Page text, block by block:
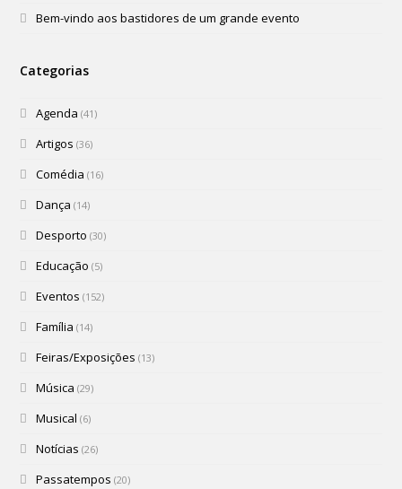
Bem-vindo aos bastidores de um grande evento
Categorias
Agenda (41)
Artigos (36)
Comédia (16)
Dança (14)
Desporto (30)
Educação (5)
Eventos (152)
Família (14)
Feiras/Exposições (13)
Música (29)
Musical (6)
Notícias (26)
Passatempos (20)